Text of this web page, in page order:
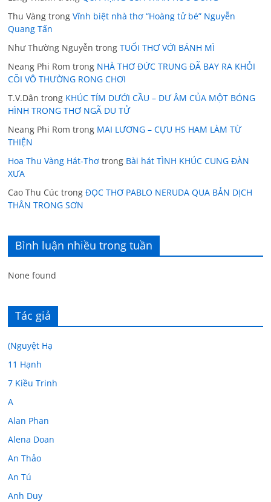
Thu Vàng trongVĩnh biệt nhà thơ “Hoàng tử bé” Nguyễn
Quang Tấn
Như Thường Nguyễn trongTUỔI THƠ VỚI BÁNH MÌ
Neang Phi Rom trong NHÀ THƠ ĐỨC TRUNG ĐÃ BAY RA KHỎI
CÕI VÔ THƯỜNG RONG CHƠI
T.V.Dân trong KHÚC TÍM DƯỚI CẦU – DƯ ÂM CỦA MỘT BÓNG
HÌNH TRONG THƠ NGÃ DU TỬ
Neang Phi Rom trong MAI LƯƠNG – CỰU HS HAM LÀM TỪ
THIỆN
Hoa Thu Vàng Hát-Thơ trong Bài hát TÌNH KHÚC CUNG ĐÀN
XƯA
Cao Thu Cúc trongĐỌC THƠ PABLO NERUDA QUA BẢN DỊCH
THÂN TRONG SƠN
Bình luận nhiều trong tuần
None found
Tác giả
(Nguyệt Hạ
11 Hạnh
7 Kiều Trinh
A
Alan Phan
Alena Doan
An Thảo
An Tú
Anh Duy